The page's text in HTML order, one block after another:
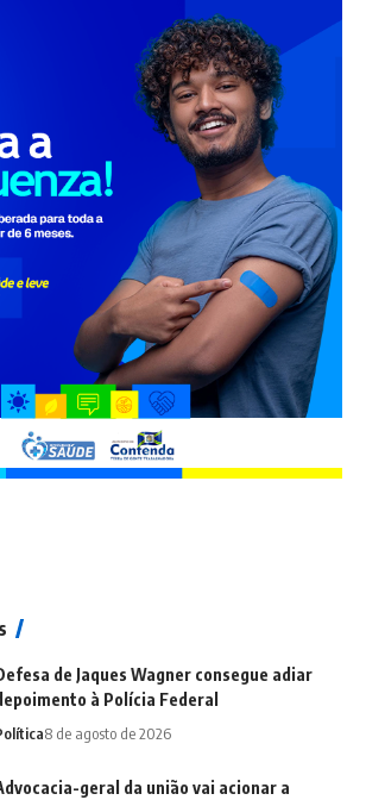
de Jaques Wagner consegue adiar
à Polícia Federal
8 de agosto de 2026
geral da união vai acionar a